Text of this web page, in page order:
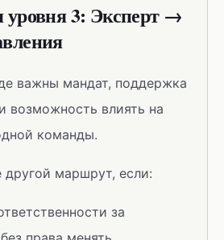
уровня 3: Эксперт →
важны мандат, поддержка
возможность влиять на
команды.
другой маршрут, если:
за